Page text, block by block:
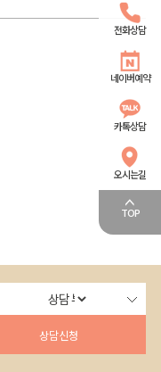
전화상담
네이버예약
카톡상담
오시는길
TOP